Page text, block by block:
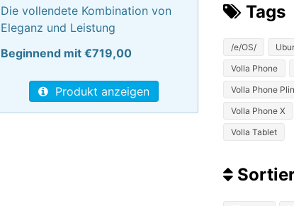
Die vollendete Kombination von
Eleganz und Leistung
Beginnend mit €719,00
Produkt anzeigen
Tags
/e/OS/
Volla Phone
Volla Phone
Volla Phone X
Volla Tablet